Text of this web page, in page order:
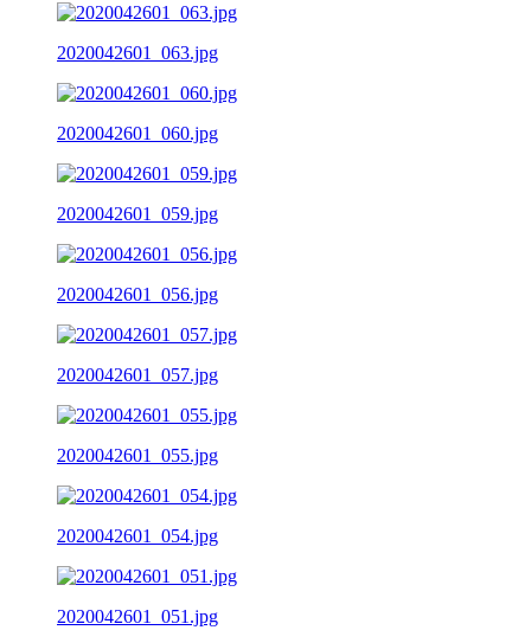
2020042601_063.jpg
2020042601_060.jpg
2020042601_059.jpg
2020042601_056.jpg
2020042601_057.jpg
2020042601_055.jpg
2020042601_054.jpg
2020042601_051.jpg